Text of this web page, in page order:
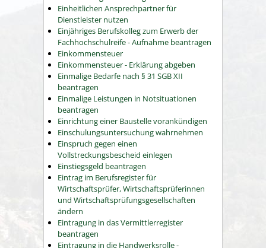
Einheitlichen Ansprechpartner für
Dienstleister nutzen
Einjähriges Berufskolleg zum Erwerb der
Fachhochschulreife - Aufnahme beantragen
Einkommensteuer
Einkommensteuer - Erklärung abgeben
Einmalige Bedarfe nach § 31 SGB XII
beantragen
Einmalige Leistungen in Notsituationen
beantragen
Einrichtung einer Baustelle vorankündigen
Einschulungsuntersuchung wahrnehmen
Einspruch gegen einen
Vollstreckungsbescheid einlegen
Einstiegsgeld beantragen
Eintrag im Berufsregister für
Wirtschaftsprüfer, Wirtschaftsprüferinnen
und Wirtschaftsprüfungsgesellschaften
ändern
Eintragung in das Vermittlerregister
beantragen
Eintragung in die Handwerksrolle -